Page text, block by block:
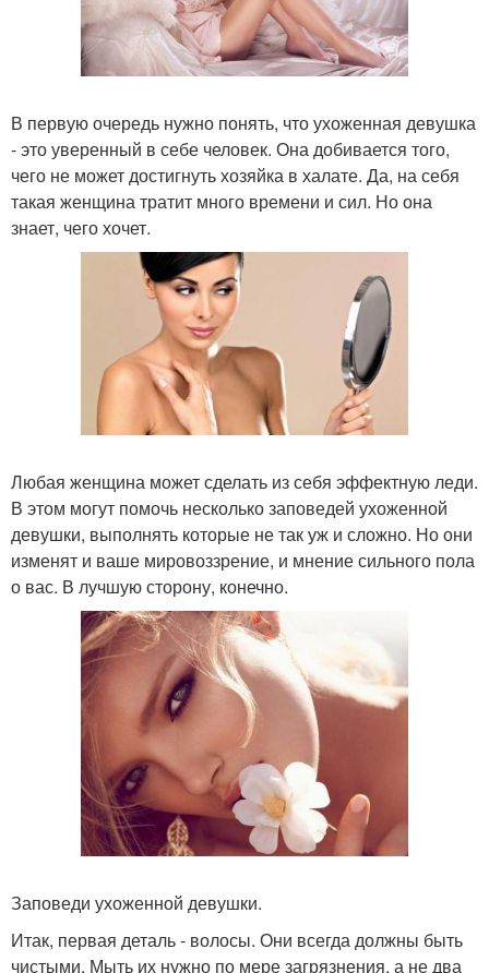
В первую очередь нужно понять, что ухоженная девушка
- это уверенный в себе человек. Она добивается того,
чего не может достигнуть хозяйка в халате. Да, на себя
такая женщина тратит много времени и сил. Но она
знает, чего хочет.
Любая женщина может сделать из себя эффектную леди.
В этом могут помочь несколько заповедей ухоженной
девушки, выполнять которые не так уж и сложно. Но они
изменят и ваше мировоззрение, и мнение сильного пола
о вас. В лучшую сторону, конечно.
Заповеди ухоженной девушки.
Итак, первая деталь - волосы. Они всегда должны быть
чистыми. Мыть их нужно по мере загрязнения, а не два